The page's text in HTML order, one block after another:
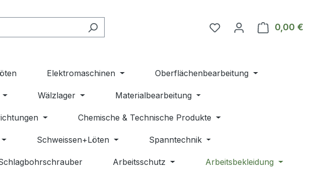
Du hast 0 Produkte auf
0,00 €
Elektromaschinen Oberflächenbearbeitung
Wälzlager Materialbearbeitung
Chemische & Technische Produkte
Schweissen+Löten Spanntechnik
Arbeitsschutz Arbeitsbekleidung